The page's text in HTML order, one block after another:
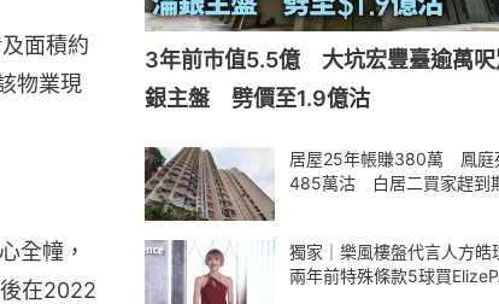
面積約
物業現
全幢，
在2022
3年前市值5.5億 大坑宏豐臺逾萬呎
銀主盤 劈價至1.9億沽
居屋25年帳賺380萬 鳳庭
485萬沽 白居二買家趕到
獨家｜樂風樓盤代言人方皓
兩年前特殊條款5球買